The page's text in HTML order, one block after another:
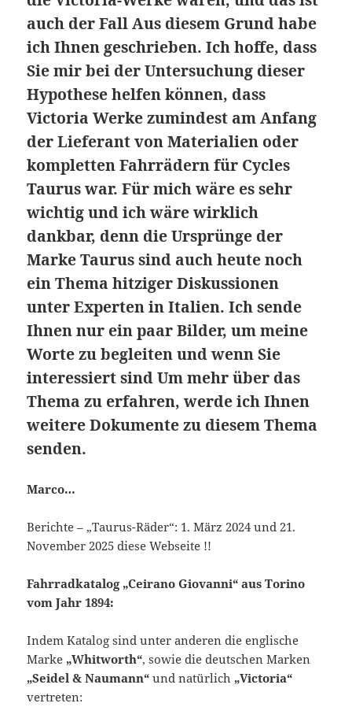
auch der Fall Aus diesem Grund habe
ich Ihnen geschrieben. Ich hoffe, dass
Sie mir bei der Untersuchung dieser
Hypothese helfen können, dass
Victoria Werke zumindest am Anfang
der Lieferant von Materialien oder
kompletten Fahrrädern für Cycles
Taurus war. Für mich wäre es sehr
wichtig und ich wäre wirklich
dankbar, denn die Ursprünge der
Marke Taurus sind auch heute noch
ein Thema hitziger Diskussionen
unter Experten in Italien. Ich sende
Ihnen nur ein paar Bilder, um meine
Worte zu begleiten und wenn Sie
interessiert sind Um mehr über das
Thema zu erfahren, werde ich Ihnen
weitere Dokumente zu diesem Thema
senden.
Marco…
Berichte – „Taurus-Räder“: 1. März 2024 und 21.
November 2025 diese Webseite !!
Fahrradkatalog „Ceirano Giovanni“ aus Torino
vom Jahr 1894:
Indem Katalog sind unter anderen die englische
Marke „Whitworth“, sowie die deutschen Marken
„Seidel & Naumann“ und natürlich „Victoria“
vertreten: